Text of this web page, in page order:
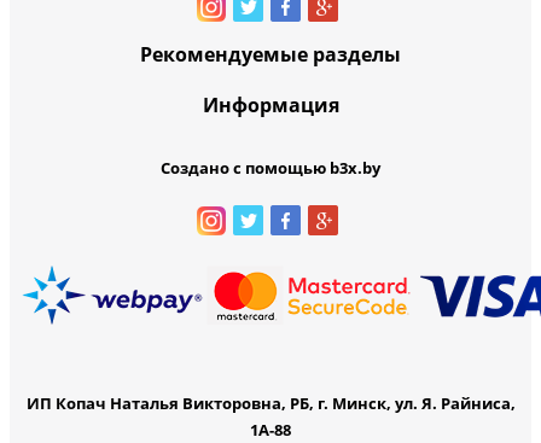
Рекомендуемые разделы
Информация
Создано с помощью b3x.by
ИП Копач Наталья Викторовна, РБ, г. Минск, ул. Я. Райниса,
1А-88